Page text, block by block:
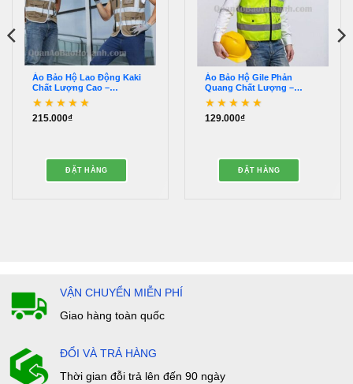
Áo Bảo Hộ Lao Động Kaki
Chất Lượng Cao –
QABH00006
Được xếp hạng
215.000₫
ĐẶT HÀNG
Áo Bảo Hộ Gile Phản
Quang Chất Lượng –
QAPQ00017
Được xếp hạng
129.000₫
ĐẶT HÀNG
VẬN CHUYỂN MIỄN PHÍ
Giao hàng toàn quốc
ĐỔI VÀ TRẢ HÀNG
Thời gian đỗi trả lên đến 90 ngày